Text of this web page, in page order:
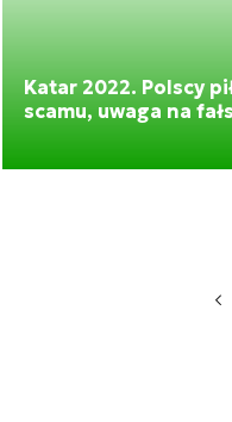
Katar 2022. Polscy
scamu, uwaga na